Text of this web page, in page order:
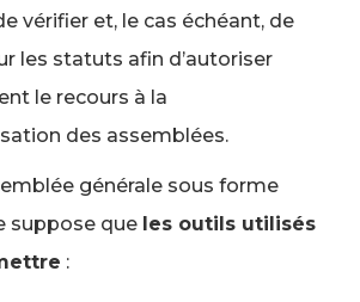
vérifier et, le cas échéant, de
les statuts afin d’autoriser
le recours à la
des assemblées.
générale sous forme
suppose que les outils utilisés
: